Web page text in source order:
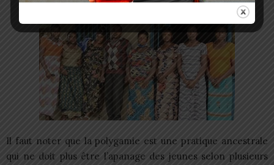
Il faut noter que la polygamie est une pratique ancestrale
qui ne doit plus être l’apanage des jeunes selon plusieurs